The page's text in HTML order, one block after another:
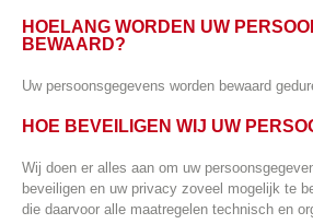
HOELANG WORDEN UW
BEWAARD?
Uw persoonsgegevens worden bewaard
HOE BEVEILIGEN WIJ UW
Wij doen er alles aan om uw
beveiligen en uw privacy zoveel mogelijk te
die daarvoor alle maatregelen technisch en